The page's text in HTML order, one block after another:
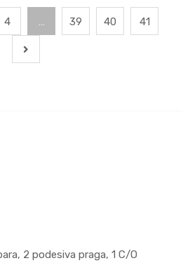
4 … 39 40 41
2 podesiva praga, 1 C/O